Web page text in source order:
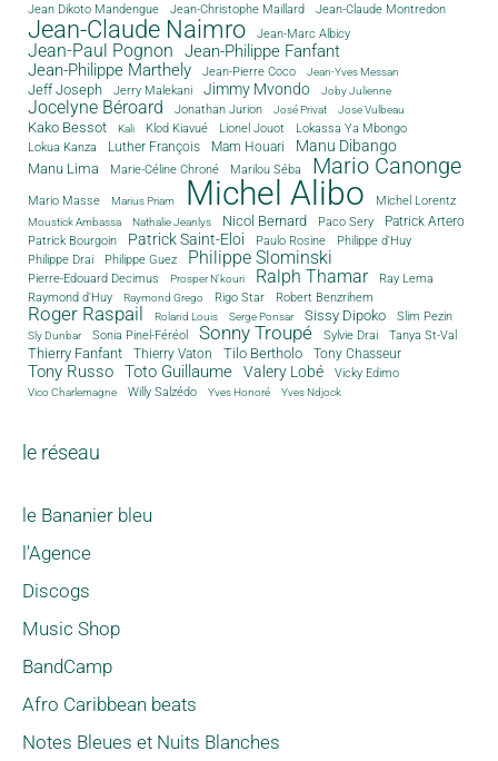
Jean Dikoto Mandengue Jean-Christophe Maillard Jean-Claude Montredon
Jean-Claude Naimro Jean-Marc Albicy
Jean-Paul Pognon
Jean-Philippe Fanfant
Jean-Philippe Marthely
Jean-Pierre Coco Jean-Yves Messan
Jeff Joseph Jerry Malekani Jimmy Mvondo Joby Julienne
Jocelyne Béroard Jonathan Jurion José Privat Jose Vulbeau
Kako Bessot Kali Klod Kiavué Lionel Jouot
Lokassa Ya Mbongo
Lokua Kanza
Luther François Mam Houari Manu Dibango
Manu Lima Marie-Céline Chroné Marilou Séba Mario Canonge
Mario Masse Marius Priam Michel Alibo Michel Lorentz
Moustick Ambassa Nathalie Jeanlys Nicol Bernard Paco Sery
Patrick Artero
Patrick Bourgoin
Patrick Saint-Eloi Paulo Rosine
Philippe d'Huy
Philippe Drai
Philippe Guez Philippe Slominski
Pierre-Edouard Decimus Prosper N'kouri Ralph Thamar
Ray Lema
Raymond d'Huy
Raymond Grego Rigo Star Robert Benzrihem
Roger Raspail Roland Louis Serge Ponsar Sissy Dipoko Slim Pezin
Sly Dunbar Sonia Pinel-Féréol Sonny Troupé Sylvie Drai Tanya St-Val
Thierry Fanfant Thierry Vaton Tilo Bertholo Tony Chasseur
Tony Russo Toto Guillaume Valery Lobé Vicky Edimo
Vico Charlemagne Willy Salzédo Yves Honoré Yves Ndjock
le réseau
le Bananier bleu
l'Agence
Discogs
Music Shop
BandCamp
Afro Caribbean beats
Notes Bleues et Nuits Blanches